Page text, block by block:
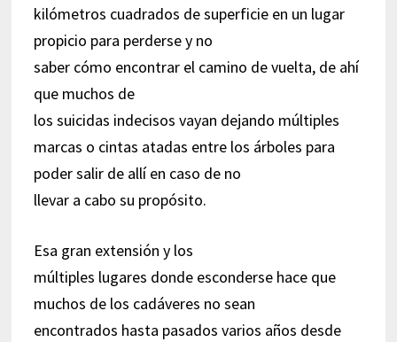
kilómetros cuadrados de superficie en un lugar
propicio para perderse y no
saber cómo encontrar el camino de vuelta, de ahí
que muchos de
los suicidas indecisos vayan dejando múltiples
marcas o cintas atadas entre los árboles para
poder salir de allí en caso de no
llevar a cabo su propósito.
Esa gran extensión y los
múltiples lugares donde esconderse hace que
muchos de los cadáveres no sean
encontrados hasta pasados varios años desde